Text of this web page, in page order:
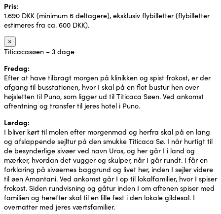
Pris:
1.690 DKK (minimum 6 deltagere), eksklusiv flybilletter (flybilletter
estimeres fra ca. 600 DKK).
×
Titicacasøen – 3 dage
Fredag:
Efter at have tilbragt morgen på klinikken og spist frokost, er der
afgang til busstationen, hvor I skal på en flot bustur hen over
højsletten til Puno, som ligger ud til Titicaca Søen. Ved ankomst
aftentning og transfer til jeres hotel i Puno.
Lørdag:
I bliver kørt til molen efter morgenmad og herfra skal på en lang
og afslappende sejltur på den smukke Titicaca Sø. I når hurtigt til
de besynderlige sivøer ved navn Uros, og her går I i land og
mærker, hvordan det vugger og skulper, når I går rundt. I får en
forklaring på sivøernes baggrund og livet her, inden I sejler videre
til øen Amantani. Ved ankomst går I op til lokalfamilier, hvor I spiser
frokost. Siden rundvisning og gåtur inden I om aftenen spiser med
familien og herefter skal til en lille fest i den lokale gildesal. I
overnatter med jeres værtsfamilier.